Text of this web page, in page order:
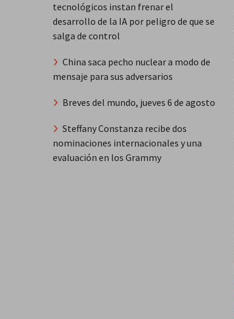
tecnológicos instan frenar el
desarrollo de la IA por peligro de que se
salga de control
China saca pecho nuclear a modo de
mensaje para sus adversarios
Breves del mundo, jueves 6 de agosto
Steffany Constanza recibe dos
nominaciones internacionales y una
evaluación en los Grammy